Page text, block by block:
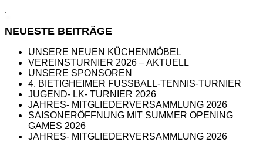
NEUESTE BEITRÄGE
UNSERE NEUEN KÜCHENMÖBEL
VEREINSTURNIER 2026 – AKTUELL
UNSERE SPONSOREN
4. BIETIGHEIMER FUSSBALL-TENNIS-TURNIER
JUGEND- LK- TURNIER 2026
JAHRES- MITGLIEDERVERSAMMLUNG 2026
SAISONERÖFFNUNG MIT SUMMER OPENING
GAMES 2026
JAHRES- MITGLIEDERVERSAMMLUNG 2026